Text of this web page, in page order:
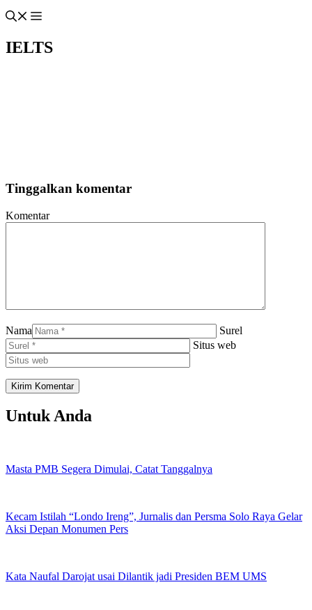
IELTS
Tinggalkan komentar
Komentar
Nama
Surel
Situs web
Untuk Anda
Masta PMB Segera Dimulai, Catat Tanggalnya
Kecam Istilah “Londo Ireng”, Jurnalis dan Persma Solo Raya Gelar
Aksi Depan Monumen Pers
Kata Naufal Darojat usai Dilantik jadi Presiden BEM UMS